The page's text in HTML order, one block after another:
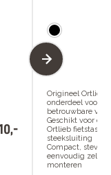
,-
Origineel Ortlieb-
onderdeel voor
betrouwbare
Geschikt voor
Ortlieb
steeksluiting
Compact, stevig
eenvoudig zelf te
monteren